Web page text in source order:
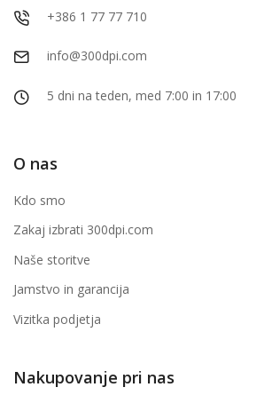
+386 1 77 77 710
info@300dpi.com
5 dni na teden, med 7:00 in 17:00
O nas
Kdo smo
Zakaj izbrati 300dpi.com
Naše storitve
Jamstvo in garancija
Vizitka podjetja
Nakupovanje pri nas